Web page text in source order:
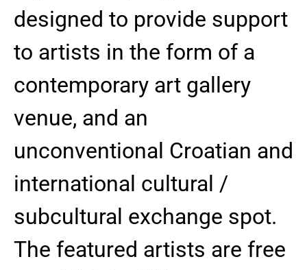
designed to provide support
to artists in the form of a
contemporary art gallery
venue, and an
unconventional Croatian and
international cultural /
subcultural exchange spot.
The featured artists are free